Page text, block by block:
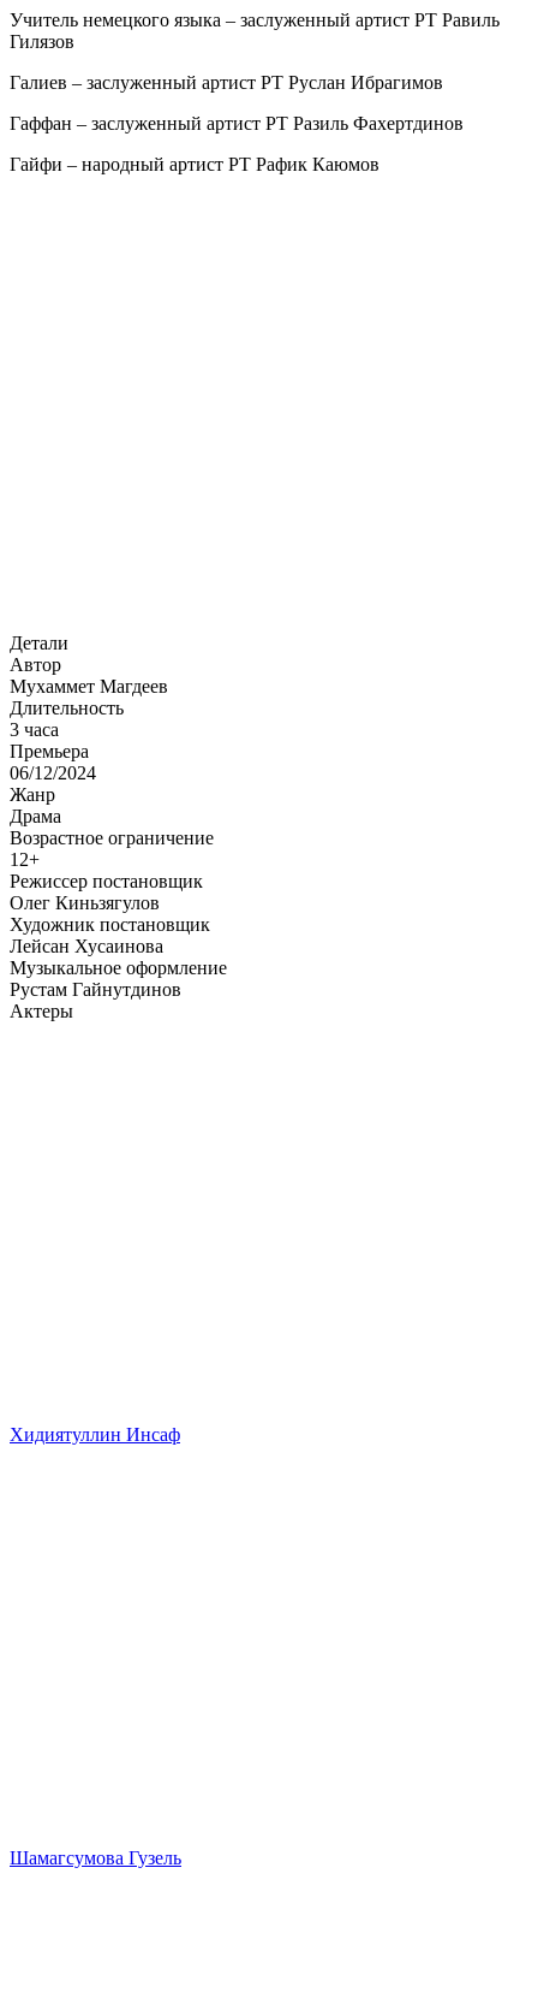
Учитель немецкого языка – заслуженный артист РТ Равиль
Гилязов
Галиев – заслуженный артист РТ Руслан Ибрагимов
Гаффан – заслуженный артист РТ Разиль Фахертдинов
Гайфи – народный артист РТ Рафик Каюмов
Детали
Автор
Мухаммет Магдеев
Длительность
3 часа
Премьера
06/12/2024
Жанр
Драма
Возрастное ограничение
12+
Режиссер постановщик
Олег Киньзягулов
Художник постановщик
Лейсан Хусаинова
Музыкальное оформление
Рустам Гайнутдинов
Актеры
Хидиятуллин Инсаф
Шамагсумова Гузель